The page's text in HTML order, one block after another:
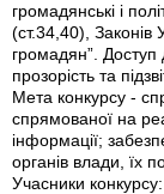
громадянські і
(ст.34,40), Законів
громадян”. Доступ
прозорість та
Мета конкурсу -
спрямованої на
інформації;
органів влади, їх
Учасники конкурсу: